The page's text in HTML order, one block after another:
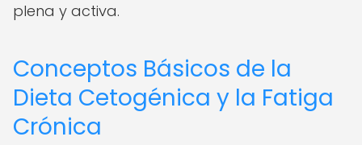
plena y activa.
Conceptos Básicos de la
Dieta Cetogénica y la Fatiga
Crónica